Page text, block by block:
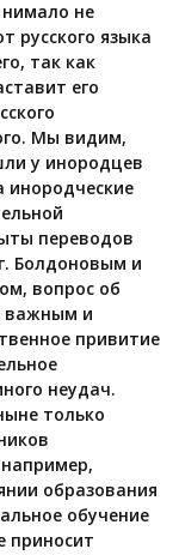
не
русского языка
так как
его
Мы видим,
у инородцев
инородческие
переводов
Болдоновым и
вопрос об
важным и
привитие
неудач.
только
образования
обучение
приносит